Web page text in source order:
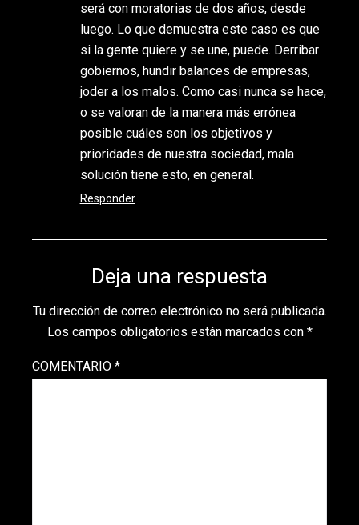
será con moratorias de dos años, desde
luego. Lo que demuestra este caso es que
si la gente quiere y se une, puede. Derribar
gobiernos, hundir balances de empresas,
joder a los malos. Como casi nunca se hace,
o se valoran de la manera más errónea
posible cuáles son los objetivos y
prioridades de nuestra sociedad, mala
solución tiene esto, en general.
Responder
Deja una respuesta
Tu dirección de correo electrónico no será publicada.
Los campos obligatorios están marcados con *
COMENTARIO *